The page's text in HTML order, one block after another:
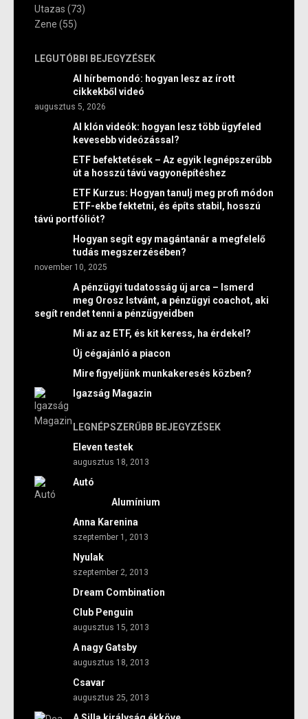
Utazas (73)
Zene (55)
LEGUTÓBBI BEJEGYZÉSEK
AI hírbemondó: hogyan lesz az írott
cikkekből videó
augusztus 5, 2026
AI klón videók: hogyan lesz több ügyfeled
kevesebb videózással?
ETF befektetések – Az egyik legnépszerűbb
út a hosszú távú vagyonépítéshez
ETF Kurzus: Hogyan tanulj meg profi módon
ETF-ekbe fektetni, és építs stabil, hosszú
távú portfóliót?
Hogyan segít egy magántanár a megfelelő
tudás megszerzésében?
november 10, 2025
A pénzügyi tudatosság új arca – Ismerd
meg Orosz Istvánt, a pénzügyi coachot, aki
segít rendet tenni a pénzügyeidben
Mi az az ETF, és kit keress, ha érdekel?
Új cégajánló a piacon
Mire figyeljünk munkakeresés közben?
Igazság Magazin
LEGNÉPSZERŰBB BEJEGYZÉSEK
Eleven testek
augusztus 18, 2013
Autó
Alumínium
Anna Karenina
szeptember 1, 2013
Nyulak
szeptember 2, 2013
Dream Combination
Club Penguin
augusztus 15, 2013
A nagy Gatsby
augusztus 18, 2013
Csavar
augusztus 25, 2013